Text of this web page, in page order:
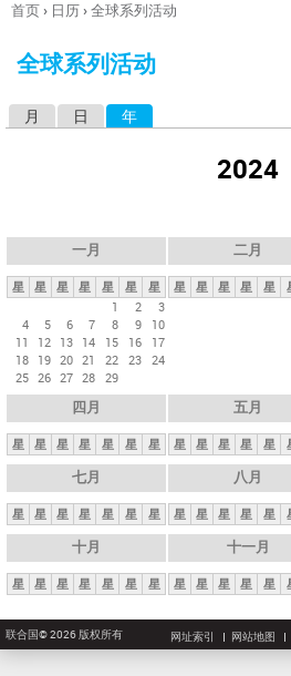
你
这
首页› 日历›全球系列活动
全球系列活动
月 日 年
2024
一月
星 星 星 星 星 星
星
1
2
3
4
5 6 7 8 9
10
11
12 13 14 15 16
17
18 19 20 21 22 23 24
25 26 27 28 29
二月
星 星 星 星 星
四月
星 星 星 星 星 星 星
五月
星 星 星 星 星
七月
星 星 星 星 星 星 星
八月
星 星 星 星 星
十月
星 星 星 星 星 星 星
十一月
星 星 星 星 星
联合国© 2026 版权所有 网址索引 网站地图